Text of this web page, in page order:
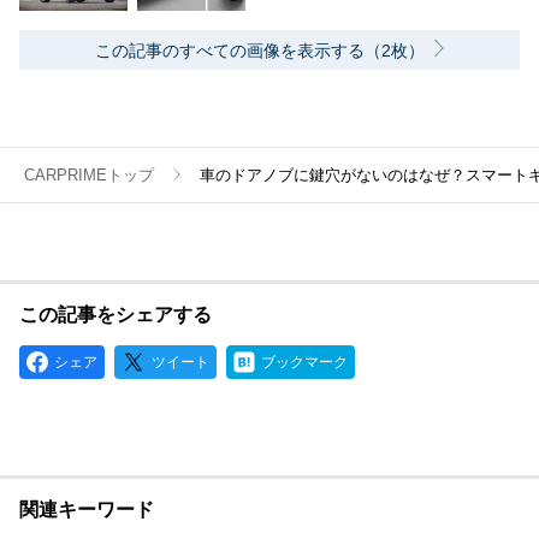
この記事のすべての画像を表示する（2枚）
CARPRIMEトップ 車のドアノブに鍵穴がないのはなぜ？スマート
この記事をシェアする
シェア ツイート ブックマーク
関連キーワード